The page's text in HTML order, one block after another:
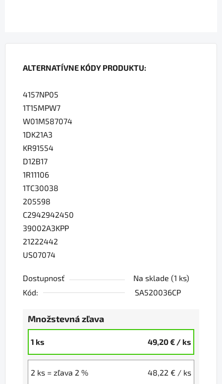
ALTERNATÍVNE KÓDY PRODUKTU:
4157NP05
1T15MPW7
W01M587074
1DK21A3
KR91554
D12B17
1R11106
1TC30038
205598
C2942942450
39002A3KPP
21222442
US07074
Dostupnosť Na sklade (1 ks)
Kód:
SA520036CP
Množstevná zľava
1 ks 49,20 € / ks
2 ks = zľava 2 % 48,22 € / ks